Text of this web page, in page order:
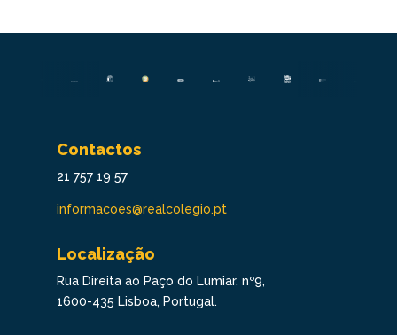
Contactos
21 757 19 57
informacoes@realcolegio.pt
Localização
Rua Direita ao Paço do Lumiar, nº9,
1600-435 Lisboa, Portugal.